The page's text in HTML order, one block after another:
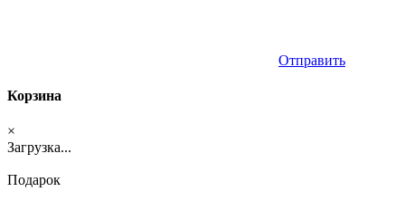
Отправить
Корзина
×
Загрузка...
Подарок